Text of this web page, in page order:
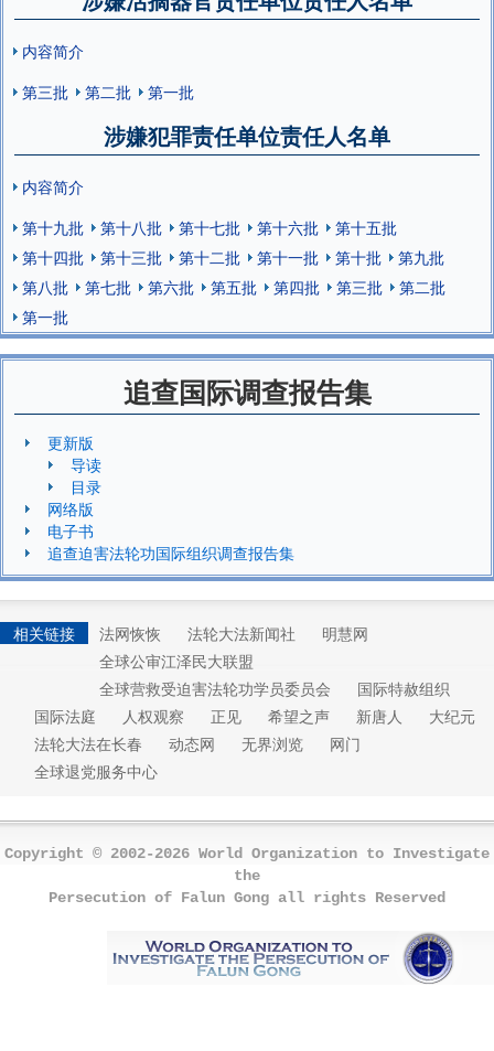
内容简介
第三批
第二批 第一批
涉嫌犯罪责任单位责任人名单
内容简介
第十九批
第十八批 第十七批 第十六批
第十五批
第十四批
第十三批 第十二批 第十一批 第十批
第九批
第八批
第七批 第六批 第五批 第四批 第三批
第二批
第一批
追查国际调查报告集
更新版
导读
目录
网络版
电子书
追查迫害法轮功国际组织调查报告集
相关链接 法网恢恢 法轮大法新闻社
明慧网
全球公审江泽民大联盟
全球营救受迫害法轮功学员委员会
国际特赦组织
国际法庭
人权观察 正见 希望之声 新唐人
大纪元
法轮大法在长春
动态网 无界浏览
网门
全球退党服务中心
Copyright © 2002-2026 World Organization to Investigate
the
Persecution of Falun Gong all rights Reserved